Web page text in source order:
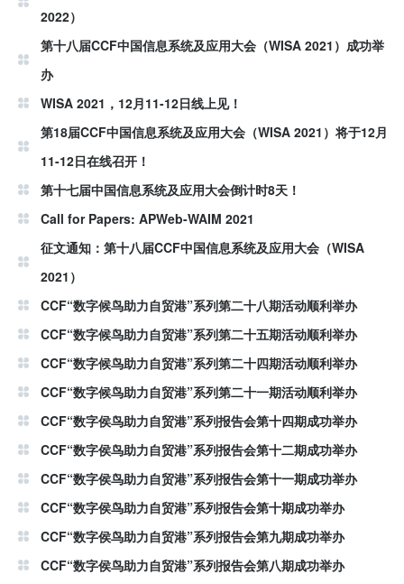
2022）
第十八届CCF中国信息系统及应用大会（WISA 2021）成功举
办
WISA 2021，12月11-12日线上见！
第18届CCF中国信息系统及应用大会（WISA 2021）将于12月
11-12日在线召开！
第十七届中国信息系统及应用大会倒计时8天！
Call for Papers: APWeb-WAIM 2021
征文通知：第十八届CCF中国信息系统及应用大会（WISA
2021）
CCF“数字候鸟助力自贸港”系列第二十八期活动顺利举办
CCF“数字候鸟助力自贸港”系列第二十五期活动顺利举办
CCF“数字候鸟助力自贸港”系列第二十四期活动顺利举办
CCF“数字候鸟助力自贸港”系列第二十一期活动顺利举办
CCF“数字侯鸟助力自贸港”系列报告会第十四期成功举办
CCF“数字侯鸟助力自贸港”系列报告会第十二期成功举办
CCF“数字侯鸟助力自贸港”系列报告会第十一期成功举办
CCF“数字侯鸟助力自贸港”系列报告会第十期成功举办
CCF“数字侯鸟助力自贸港”系列报告会第九期成功举办
CCF“数字侯鸟助力自贸港”系列报告会第八期成功举办